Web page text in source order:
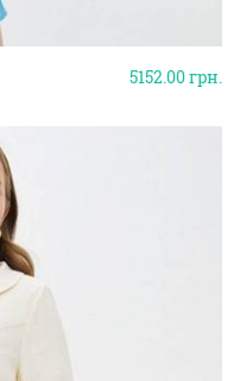
5152.00грн.